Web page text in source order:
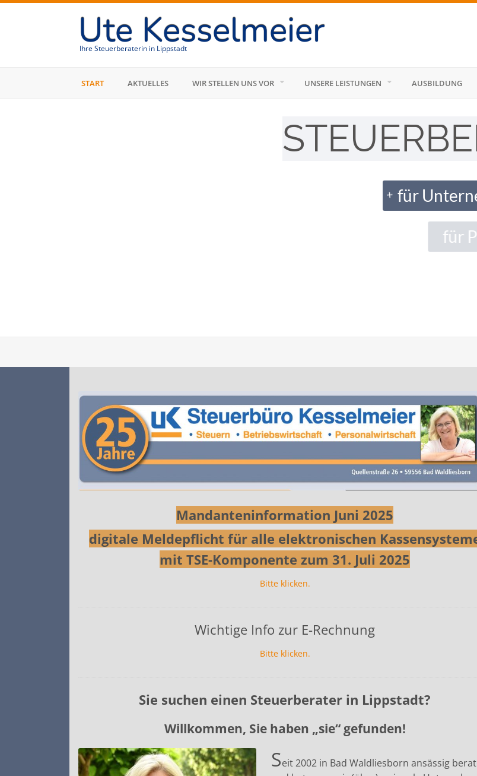
Ute Kesselmeier
Ihre Steuerberaterin in Lippstadt
START AKTUELLES WIR STELLEN UNS VOR UNSERE LEISTUNGEN AUSBILDUNG
für
für
+
Mandanteninformation Juni 2025
digitale Meldepflicht für alle elektronischen
mit TSE-Komponente zum 31. Juli 2025
Bitte klicken.
Wichtige Info zur E-Rechnung
Bitte klicken.
Sie suchen einen Steuerberater in Lippstadt?
Willkommen, Sie haben „sie“ gefunden!
Seit 2002 in Bad Waldliesborn ansässig